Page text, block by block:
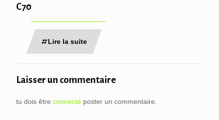
C70
Lire la suite
Laisser un commentaire
tu dois être connecté poster un commentaire.